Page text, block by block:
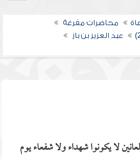
محاضرات مفرغة
عبد العزيز بن باز
لا يكونوا شهداء ولا شفعاء يوم